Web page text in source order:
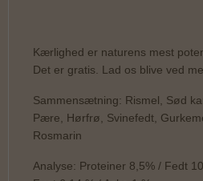
Kærlighed er naturens mest
Det er gratis. Lad os blive ved
Sammensætning: Rismel, Sød
Pære, Hørfrø, Svinefedt,
Rosmarin
Analyse: Proteiner 8,5% / Fedt